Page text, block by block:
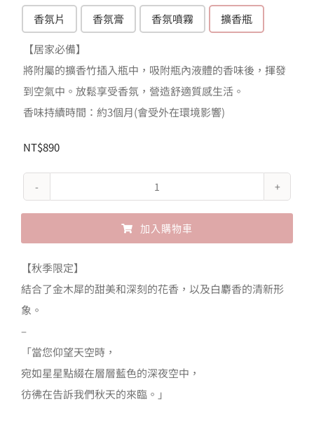
範
圍：
NT$99
到
NT$890
香氛片 香氛膏 香氛噴霧 擴香瓶
【居家必備】
將附屬的擴香竹插入瓶中，吸附瓶內液體的香味後，揮發
到空氣中。放鬆享受香氛，營造舒適質感生活。
香味持續時間：約3個月(會受外在環境影響)
NT$890
John's
Blend
桂
加入購物車
Alternative:
【秋季限定】
結合了金木犀的甜美和深刻的花香，以及白麝香的清新形
象。
–
「當您仰望天空時，
宛如星星點綴在層層藍色的深夜空中，
彷彿在告訴我們秋天的來臨。」